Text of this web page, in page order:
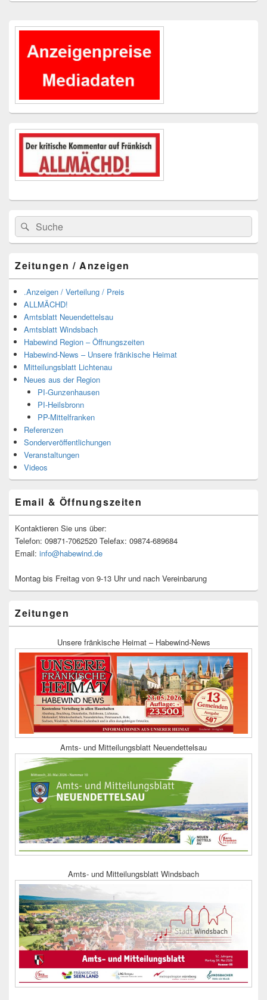
Primärer
Widgetbereich
Suchen
nach:
Suchen
Zeitungen / Anzeigen
.Anzeigen / Verteilung / Preis
ALLMÄCHD!
Amtsblatt Neuendettelsau
Amtsblatt Windsbach
Habewind Region – Öffnungszeiten
Habewind-News – Unsere fränkische Heimat
Mitteilungsblatt Lichtenau
Neues aus der Region
PI-Gunzenhausen
PI-Heilsbronn
PP-Mittelfranken
Referenzen
Sonderveröffentlichungen
Veranstaltungen
Videos
Email & Öffnungszeiten
Kontaktieren Sie uns über:
Telefon: 09871-7062520 Telefax: 09874-689684
Email: info@habewind.de
Montag bis Freitag von 9-13 Uhr und nach Vereinbarung
Zeitungen
Unsere fränkische Heimat – Habewind-News
Amts- und Mitteilungsblatt Neuendettelsau
Amts- und Mitteilungsblatt Windsbach